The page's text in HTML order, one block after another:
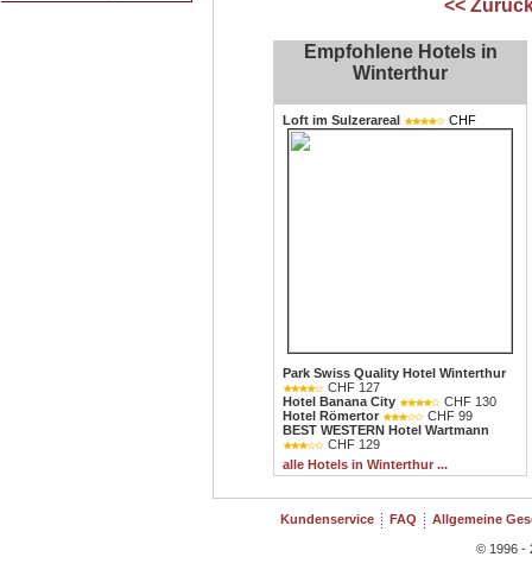
<<
Empfohlene Hotels in
Winterthur
Loft im Sulzerareal CHF
Park Swiss Quality Hotel Winterthur
CHF 127
Hotel Banana City
CHF 130
Hotel Römertor
CHF 99
BEST WESTERN Hotel Wartmann
CHF 129
alle Hotels in Winterthur ...
Kundenservice FAQ Allgemeine
© 1996 -